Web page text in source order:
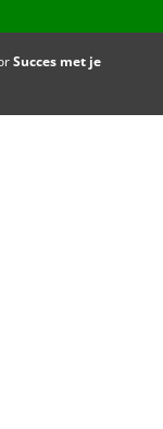
Succes met je